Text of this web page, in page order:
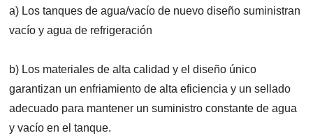
a) Los tanques de agua/vacío de nuevo diseño suministran
vacío y agua de refrigeración
b) Los materiales de alta calidad y el diseño único
garantizan un enfriamiento de alta eficiencia y un sellado
adecuado para mantener un suministro constante de agua
y vacío en el tanque.